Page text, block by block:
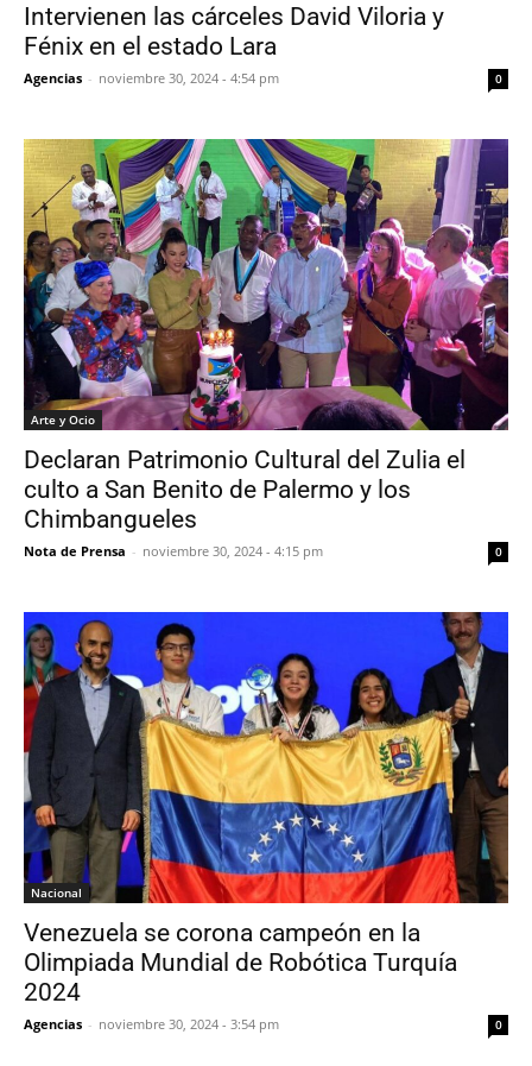
Intervienen las cárceles David Viloria y
Fénix en el estado Lara
Agencias - noviembre 30, 2024 - 4:54 pm 0
Arte y Ocio
Declaran Patrimonio Cultural del Zulia el
culto a San Benito de Palermo y los
Chimbangueles
Nota de Prensa - noviembre 30, 2024 - 4:15 pm 0
Nacional
Venezuela se corona campeón en la
Olimpiada Mundial de Robótica Turquía
2024
Agencias - noviembre 30, 2024 - 3:54 pm 0